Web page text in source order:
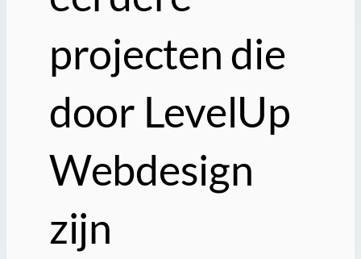
projecten die
door LevelUp
Webdesign
zijn